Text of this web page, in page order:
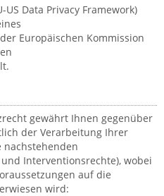
US Data Privacy Framework)
Europäischen Kommission
gewährt Ihnen gegenüber
der Verarbeitung Ihrer
nachstehenden
Interventionsrechte), wobei
auf die
wird: